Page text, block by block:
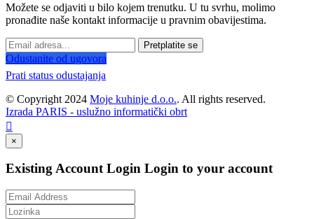
Možete se odjaviti u bilo kojem trenutku. U tu svrhu, molimo
pronađite naše kontakt informacije u pravnim obavijestima.
Pretplatite se
Odustanite od ugovora
Prati status odustajanja
© Copyright 2024 Moje kuhinje d.o.o.. All rights reserved.
Izrada PARIS - uslužno informatički obrt

×
Existing Account Login Login to your account